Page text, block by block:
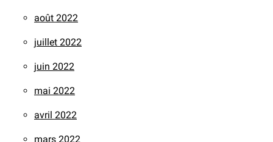
août 2022
juillet 2022
juin 2022
mai 2022
avril 2022
mars 2022